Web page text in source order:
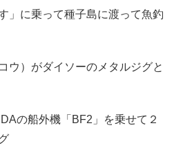
」に乗って種子島に渡って魚釣
ウ）がダイソーのメタルジグと
の船外機「BF2」を乗せて２